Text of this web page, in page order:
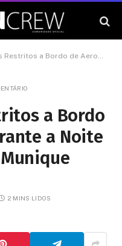
de Aeronaves Durante a Noite no Aeroporto de Munique
a Bordo
a Noite
2 MINS LIDOS